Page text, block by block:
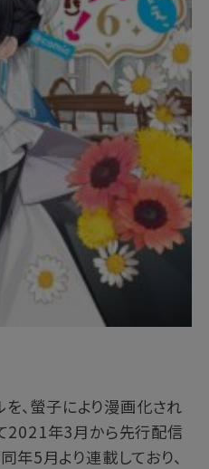
を、螢子により漫画化され
て2021年3月から先行配信
年5月より連載しており、